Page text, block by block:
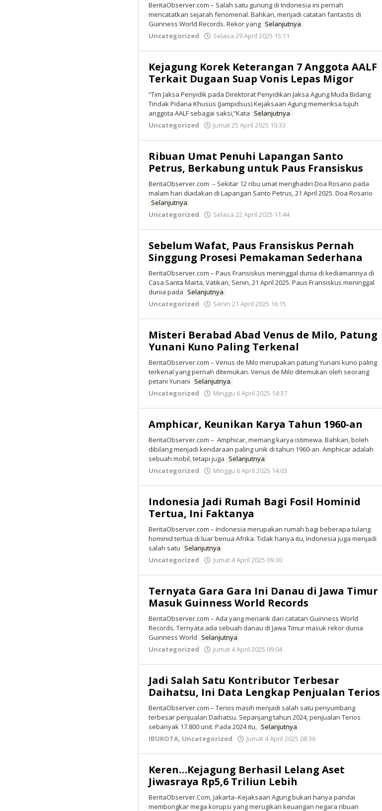
BeritaObserver.com – Salah satu gunung di Indonesia ini pernah
mencatatkan sejarah fenomenal. Bahkan, menjadi catatan fantastis di
Guinness World Records. Rekor yang Selanjutnya
Uncategorized
Selasa 29 April 2025 15:11
Kejagung Korek Keterangan 7 Anggota AALF
Terkait Dugaan Suap Vonis Lepas Migor
“Tim Jaksa Penyidik pada Direktorat Penyidikan Jaksa Agung Muda Bidang
Tindak Pidana Khusus (Jampidsus) Kejaksaan Agung memeriksa tujuh
anggota AALF sebagai saksi,”Kata Selanjutnya
Uncategorized
Jumat 25 April 2025 10:33
Ribuan Umat Penuhi Lapangan Santo
Petrus, Berkabung untuk Paus Fransiskus
BeritaObserver.com – Sekitar 12 ribu umat menghadiri Doa Rosario pada
malam hari diadakan di Lapangan Santo Petrus, 21 April 2025. Doa Rosario
Selanjutnya
Uncategorized
Selasa 22 April 2025 11:44
Sebelum Wafat, Paus Fransiskus Pernah
Singgung Prosesi Pemakaman Sederhana
BeritaObserver.com – Paus Fransiskus meninggal dunia di kediamannya di
Casa Santa Marta, Vatikan, Senin, 21 April 2025. Paus Fransiskus meninggal
dunia pada Selanjutnya
Uncategorized
Senin 21 April 2025 16:15
Misteri Berabad Abad Venus de Milo, Patung
Yunani Kuno Paling Terkenal
BeritaObserver.com – Venus de Milo merupakan patung Yunani kuno paling
terkenal yang pernah ditemukan. Venus de Milo ditemukan oleh seorang
petani Yunani Selanjutnya
Uncategorized
Minggu 6 April 2025 14:37
Amphicar, Keunikan Karya Tahun 1960-an
BeritaObserver.com – Amphicar, memang karya istimewa. Bahkan, boleh
dibilang menjadi kendaraan paling unik di tahun 1960-an. Amphicar adalah
sebuah mobil, tetapi juga Selanjutnya
Uncategorized
Minggu 6 April 2025 14:03
Indonesia Jadi Rumah Bagi Fosil Hominid
Tertua, Ini Faktanya
BeritaObserver.com – Indonesia merupakan rumah bagi beberapa tulang
hominid tertua di luar benua Afrika. Tidak hanya itu, Indonesia juga menjadi
salah satu Selanjutnya
Uncategorized
Jumat 4 April 2025 09:30
Ternyata Gara Gara Ini Danau di Jawa Timur
Masuk Guinness World Records
BeritaObserver.com – Ada yang menarik dari catatan Guinness World
Records. Ternyata ada sebuah danau di Jawa Timur masuk rekor dunia
Guinness World Selanjutnya
Uncategorized
Jumat 4 April 2025 09:04
Jadi Salah Satu Kontributor Terbesar
Daihatsu, Ini Data Lengkap Penjualan Terios
BeritaObserver.com – Terios masih menjadi salah satu penyumbang
terbesar penjualan Daihatsu. Sepanjang tahun 2024, penjualan Terios
sebanyak 17.800 unit. Pada 2024 itu, Selanjutnya
IBUKOTA, Uncategorized Jumat 4 April 2025 08:36
Keren…Kejagung Berhasil Lelang Aset
Jiwasraya Rp5,6 Triliun Lebih
BeritaObserver.Com, Jakarta–Kejaksaan Agung bukan hanya pandai
membongkar mega korupsi yang merugikan keuangan negara ribuan